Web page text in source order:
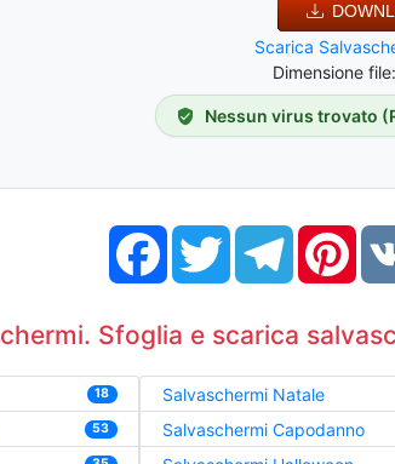
Scarica
Dimensione
Nessun virus trovato
FacebookTwitter Telegram
Sfoglia e scarica
18
53
Salvaschermi Natale
Salvaschermi Capodanno